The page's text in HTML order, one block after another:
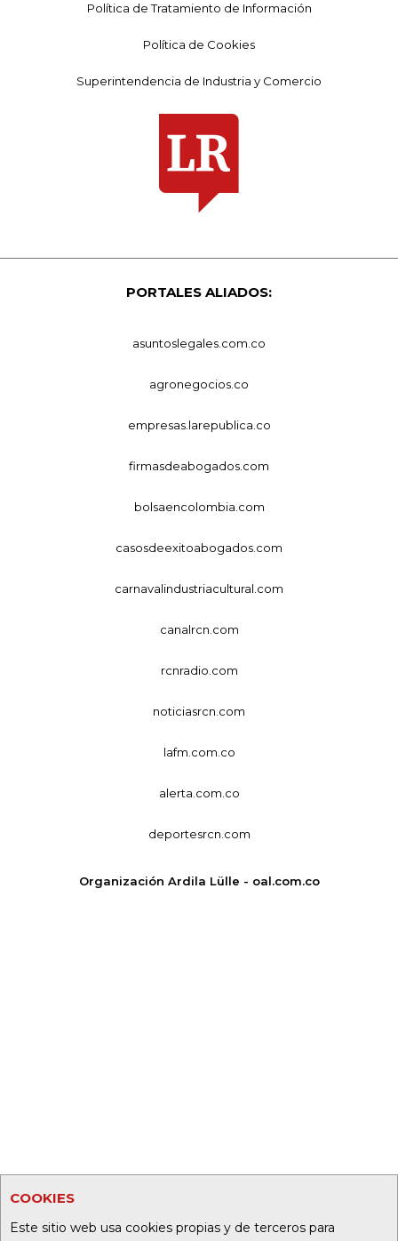
COOKIES
Este sitio web usa cookies propias y de terceros para
Política de Tratamiento de Información
Política de Cookies
Superintendencia de Industria y Comercio
PORTALES ALIADOS:
asuntoslegales.com.co
agronegocios.co
empresas.larepublica.co
firmasdeabogados.com
bolsaencolombia.com
casosdeexitoabogados.com
carnavalindustriacultural.com
canalrcn.com
rcnradio.com
noticiasrcn.com
lafm.com.co
alerta.com.co
deportesrcn.com
Organización Ardila Lülle - oal.com.co